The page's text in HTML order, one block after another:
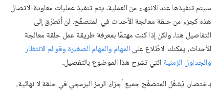
سيتم تنفيذها عند الانتهاء من العملية. يتم تنفيذ عمليات معاودة الاتصال
هذه كجزء من حلقة معالجة الأحداث في المتصفّح. لن أتطرّق إلى
التفاصيل هنا، ولكن إذا كنت مهتمًا بمعرفة طريقة عمل حلقة معالجة
الأحداث، يمكنك الاطّلاع على المهام والمهام الصغيرة وقوائم الانتظار
والجداول الزمنية التي تشرح هذا الموضوع بالتفصيل.
باختصار، يُشغّل المتصفّح جميع أجزاء الرمز البرمجي في حلقة لا نهائية،